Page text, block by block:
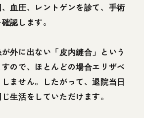
血圧、レントゲンを診て、手術
認します。
外に出ない「皮内縫合」という
ので、ほとんどの場合エリザベ
ません。したがって、退院当日
生活をしていただけます。